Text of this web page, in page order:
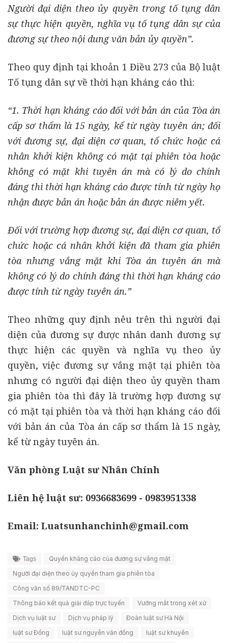
Người đại diện theo ủy quyền trong tố tụng dân
sự thực hiện quyền, nghĩa vụ tố tụng dân sự của
đương sự theo nội dung văn bản ủy quyền”.
Theo quy định tại khoản 1 Điều 273 của Bộ luật
Tố tụng dân sự về thời hạn kháng cáo thì:
“1. Thời hạn kháng cáo đối với bản án của Tòa án
cấp sơ thẩm là 15 ngày, kể từ ngày tuyên án; đối
với đương sự, đại diện cơ quan, tổ chức hoặc cá
nhân khởi kiện không có mặt tại phiên tòa hoặc
không có mặt khi tuyên án mà có lý do chính
đáng thì thời hạn kháng cáo được tính từ ngày họ
nhận được bản án hoặc bản án được niêm yết.
Đối với trường hợp đương sự, đại diện cơ quan, tổ
chức hoặc cá nhân khởi kiện đã tham gia phiên
tòa nhưng vắng mặt khi Tòa án tuyên án mà
không có lý do chính đáng thì thời hạn kháng cáo
được tính từ ngày tuyên án.”
Theo những quy định nêu trên thì người đại
diện của đương sự được nhân danh đương sự
thực hiện các quyền và nghĩa vụ theo ủy
quyền, việc đương sự vắng mặt tại phiên tòa
nhưng có người đại diện theo ủy quyền tham
gia phiên tòa thì đây là trường hợp đương sự
có mặt tại phiên tòa và thời hạn kháng cáo đối
với bản án của Tòa án cấp sơ thẩm là 15 ngày,
kể từ ngày tuyên án.
Văn phòng Luật sư Nhân Chính
Liên hệ luật sư: 0936683699 - 0983951338
Email: Luatsunhanchinh@gmail.com
Tags
Quyền kháng cáo của đương sự vắng mặt
Người đại diện theo ủy quyền tham gia phiên tòa
Công văn số 89/TANDTC-PC
Thông báo kết quả giải đáp trực tuyến
Vướng mắt trong xét xử
Dịch vụ luật sư
Dịch vụ pháp lý
Đoàn luật sư Hà Nội
luật sư Đồng
luật sư nguyễn văn đồng luật sư khuyên